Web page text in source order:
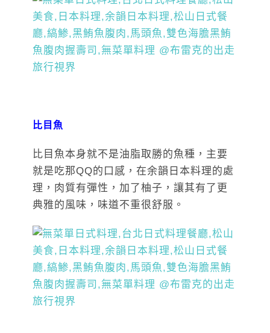
比目魚
比目魚本身就不是油脂取勝的魚種，主要
就是吃那QQ的口感，在余韻日本料理的處
理，肉質有彈性，加了柚子，讓其有了更
典雅的風味，味道不重很舒服。